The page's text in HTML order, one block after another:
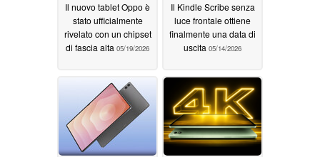
Il nuovo tablet Oppo è
stato ufficialmente
rivelato con un chipset
di fascia alta 05/19/2026
Il Kindle Scribe senza
luce frontale ottiene
finalmente una data di
uscita 05/14/2026